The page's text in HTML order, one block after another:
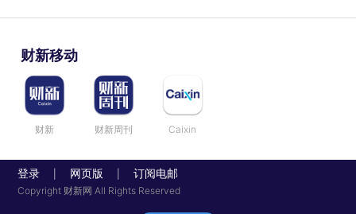
财新移动
财新 财新周刊 Caixin
登录 网页版 订阅电邮
Copyright 财新网 All Rights Reserved